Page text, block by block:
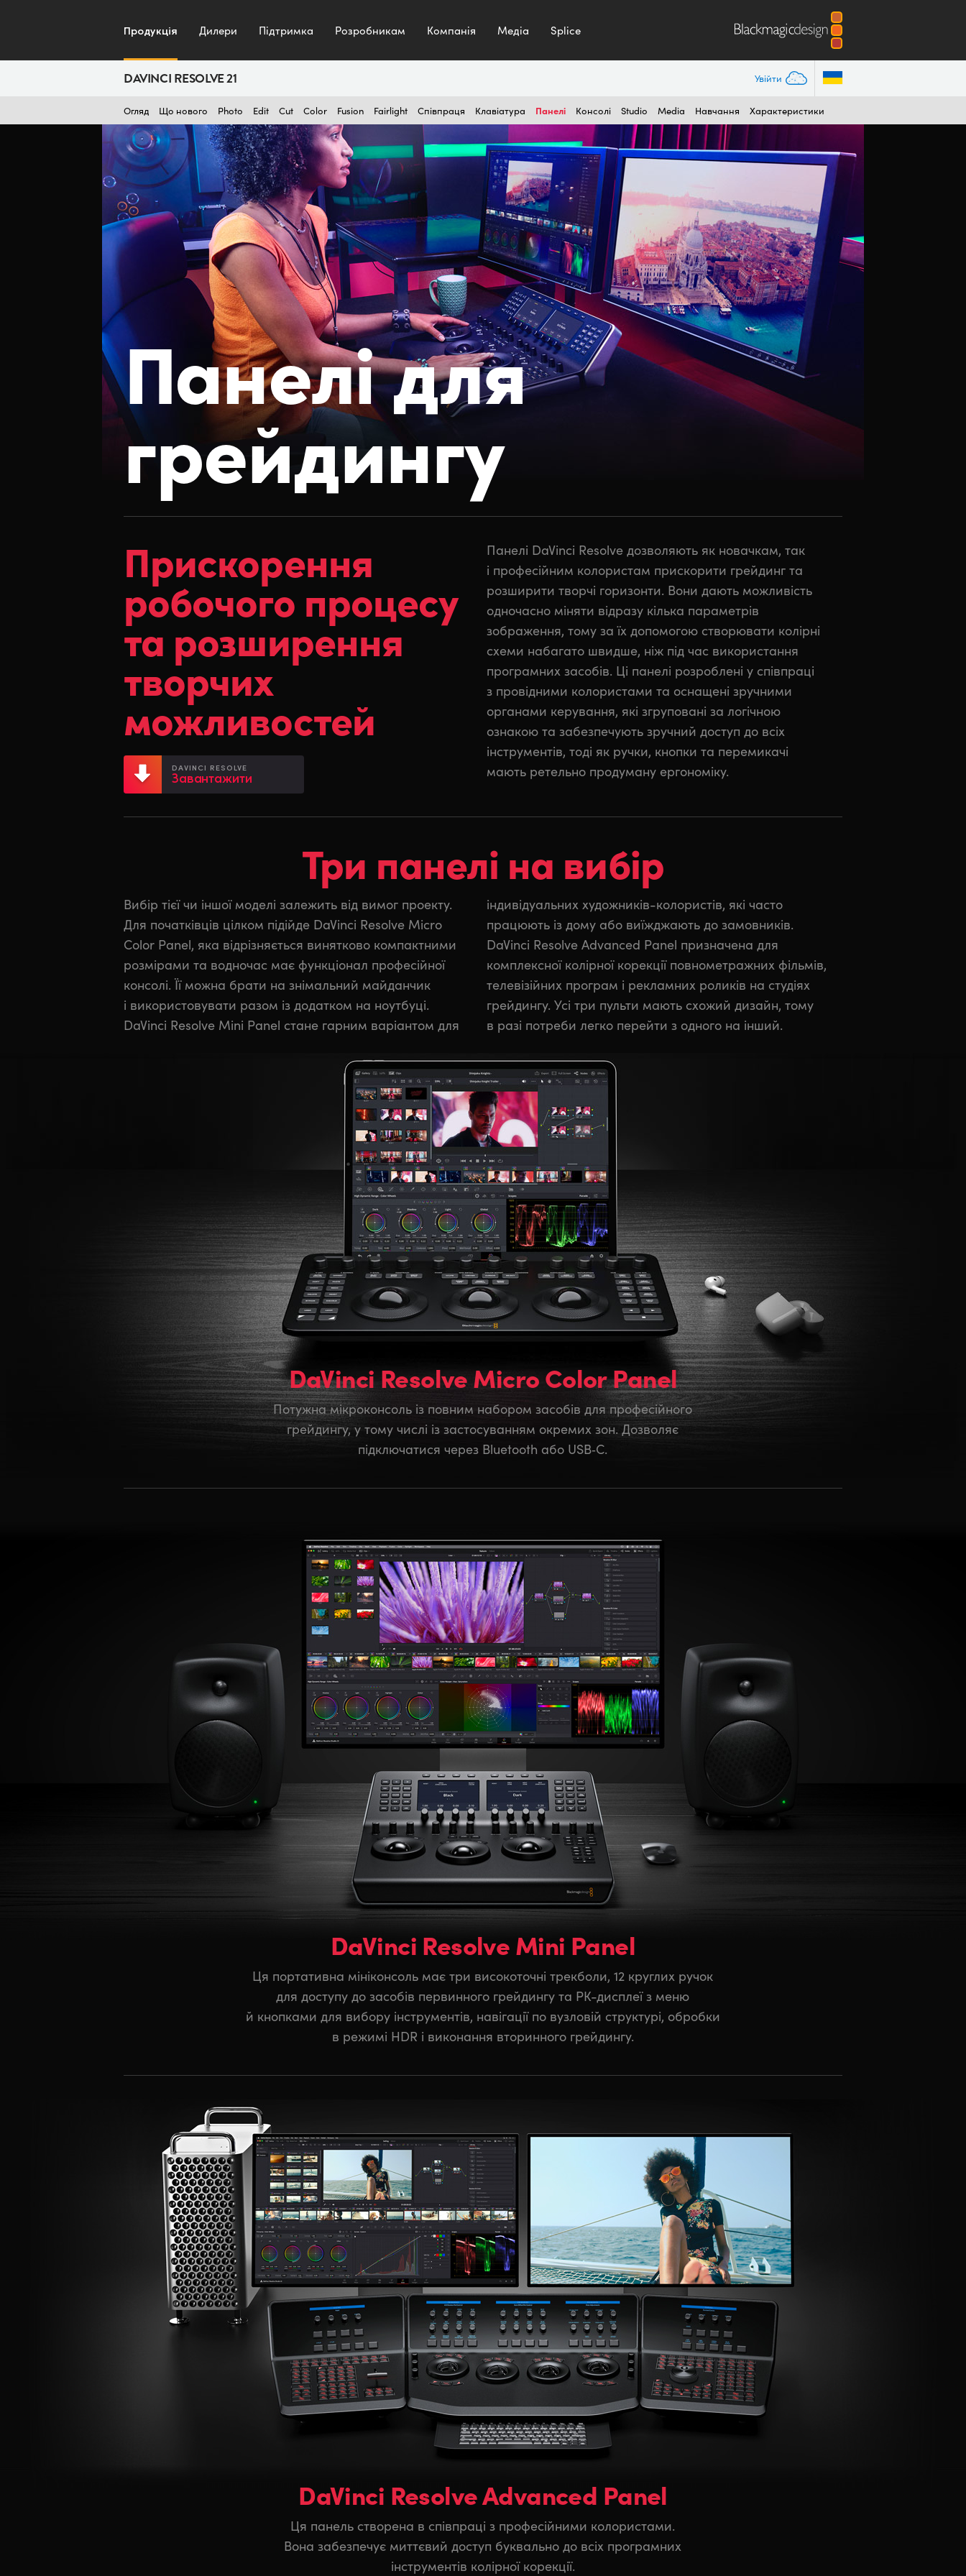
Продукція Дилери Підтримка Розробникам Компанія Медіа Splice
DAVINCI RESOLVE 21 Увійти
Огляд Що нового Photo Edit Cut Color Fusion Fairlight Співпраця Клавіатура Панелі Консолі Studio Media Навчання Характеристики
Панелі для
грейдингу
Прискорення
робочого процесу
та розширення
творчих
можливостей
DAVINCI RESOLVE
Завантажити
Панелі DaVinci Resolve дозволяють як новачкам, так
і професійним колористам прискорити грейдинг та
розширити творчі горизонти. Вони дають можливість
одночасно міняти відразу кілька параметрів
зображення, тому за їх допомогою створювати колірні
схеми набагато швидше, ніж під час використання
програмних засобів. Ці панелі розроблені у співпраці
з провідними колористами та оснащені зручними
органами керування, які згруповані за логічною
ознакою та забезпечують зручний доступ до всіх
інструментів, тоді як ручки, кнопки та перемикачі
мають ретельно продуману ергономіку.
Три панелі на вибір
Вибір тієї чи іншої моделі залежить від вимог проекту.
Для початківців цілком підійде DaVinci Resolve Micro
Color Panel, яка відрізняється винятково компактними
розмірами та водночас має функціонал професійної
консолі. Її можна брати на знімальний майданчик
і використовувати разом із додатком на ноутбуці.
DaVinci Resolve Mini Panel стане гарним варіантом для
індивідуальних художників-колористів, які часто
працюють із дому або виїжджають до замовників.
DaVinci Resolve Advanced Panel призначена для
комплексної колірної корекції повнометражних фільмів,
телевізійних програм і рекламних роликів на студіях
грейдингу. Усі три пульти мають схожий дизайн, тому
в разі потреби легко перейти з одного на інший.
DaVinci Resolve Micro Color Panel
Потужна мікроконсоль із повним набором засобів для професійного
грейдингу, у тому числі із застосуванням окремих зон. Дозволяє
підключатися через Bluetooth або USB‑C.
DaVinci Resolve Mini Panel
Ця портативна мініконсоль має три високоточні трекболи, 12 круглих ручок
для доступу до засобів первинного грейдингу та РК-дисплеї з меню
й кнопками для вибору інструментів, навігації по вузловій структурі, обробки
в режимі HDR і виконання вторинного грейдингу.
DaVinci Resolve Advanced Panel
Ця панель створена в співпраці з професійними колористами.
Вона забезпечує миттєвий доступ буквально до всіх програмних
інструментів колірної корекції.